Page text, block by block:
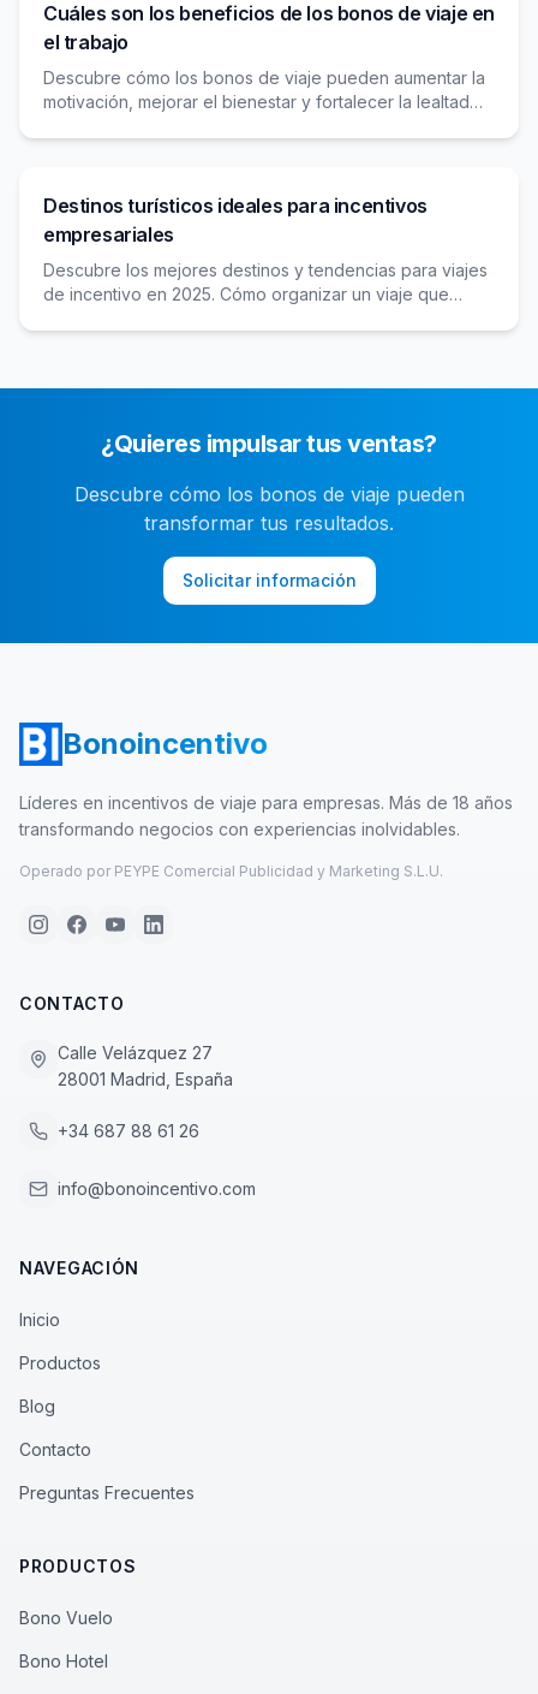
Cuáles son los beneficios de los bonos de viaje en
el trabajo
Descubre cómo los bonos de viaje pueden aumentar la
motivación, mejorar el bienestar y fortalecer la lealtad
Destinos turísticos ideales para incentivos
empresariales
Descubre los mejores destinos y tendencias para viajes
de incentivo en 2025. Cómo organizar un viaje que
¿Quieres impulsar tus ventas?
Descubre cómo los bonos de viaje pueden
transformar tus resultados.
Solicitar información
Bonoincentivo
Líderes en incentivos de viaje para empresas. Más de 18 años
transformando negocios con experiencias inolvidables.
Operado por PEYPE Comercial Publicidad y Marketing S.L.U.
CONTACTO
Calle Velázquez 27
28001 Madrid, España
+34 687 88 61 26
info@bonoincentivo.com
NAVEGACIÓN
Inicio
Productos
Blog
Contacto
Preguntas Frecuentes
PRODUCTOS
Bono Vuelo
Bono Hotel